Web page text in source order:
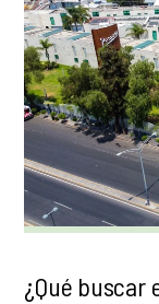
¿Qué buscar